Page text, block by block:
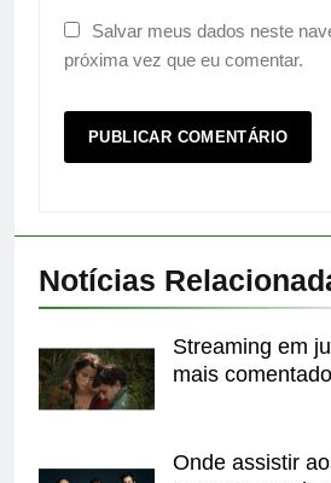
Salvar meus dados neste
próxima vez que eu comentar.
Notícias
Streaming em
mais
Onde assistir